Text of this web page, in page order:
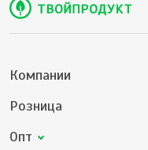
Компании
Розница
Опт